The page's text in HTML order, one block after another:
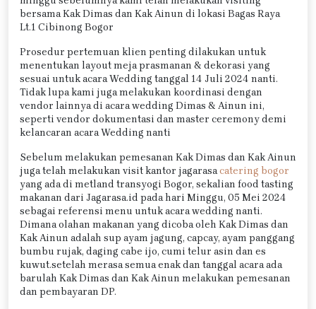
bersama Kak Dimas dan Kak Ainun di lokasi Bagas Raya
Lt.1 Cibinong Bogor
Prosedur pertemuan klien penting dilakukan untuk
menentukan layout meja prasmanan & dekorasi yang
sesuai untuk acara Wedding tanggal 14 Juli 2024 nanti.
Tidak lupa kami juga melakukan koordinasi dengan
vendor lainnya di acara wedding Dimas & Ainun ini,
seperti vendor dokumentasi dan master ceremony demi
kelancaran acara Wedding nanti
Sebelum melakukan pemesanan Kak Dimas dan Kak Ainun
juga telah melakukan visit kantor jagarasacatering bogor
yang ada di metland transyogi Bogor, sekalian food tasting
makanan dari Jagarasa.id pada hari Minggu, 05 Mei 2024
sebagai referensi menu untuk acara wedding nanti.
Dimana olahan makanan yang dicoba oleh Kak Dimas dan
Kak Ainun adalah sup ayam jagung, capcay, ayam panggang
bumbu rujak, daging cabe ijo, cumi telur asin dan es
kuwut.setelah merasa semua enak dan tanggal acara ada
barulah Kak Dimas dan Kak Ainun melakukan pemesanan
dan pembayaran DP.